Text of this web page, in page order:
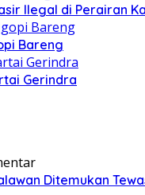
Ilegal di Perairan
Bareng
Gerindra
Ditemukan